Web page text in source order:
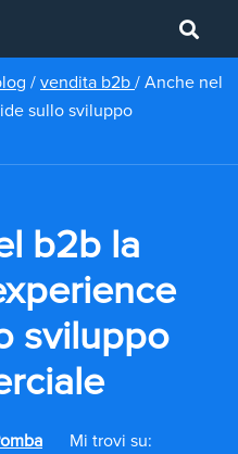
/ vendita b2b / Anche nel
sullo sviluppo
b2b la
sviluppo
Mi trovi su: